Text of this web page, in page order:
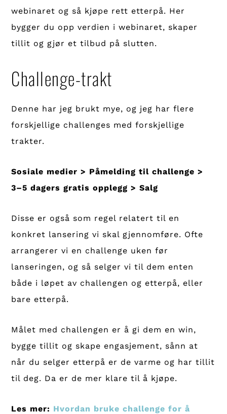
webinaret og så kjøpe rett etterpå. Her
bygger du opp verdien i webinaret, skaper
tillit og gjør et tilbud på slutten.
Challenge-trakt
Denne har jeg brukt mye, og jeg har flere
forskjellige challenges med forskjellige
trakter.
Sosiale medier > Påmelding til challenge >
3–5 dagers gratis opplegg > Salg
Disse er også som regel relatert til en
konkret lansering vi skal gjennomføre. Ofte
arrangerer vi en challenge uken før
lanseringen, og så selger vi til dem enten
både i løpet av challengen og etterpå, eller
bare etterpå.
Målet med challengen er å gi dem en win,
bygge tillit og skape engasjement, sånn at
når du selger etterpå er de varme og har tillit
til deg. Da er de mer klare til å kjøpe.
Les mer: Hvordan bruke challenge for å